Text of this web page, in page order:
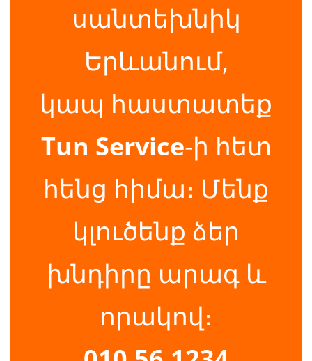
սանտեխնիկ
Երևանում,
կապ հաստատեք
Tun Service‑ի հետ
հենց հիմա։ Մենք
կլուծենք ձեր
խնդիրը արագ և
որակով։